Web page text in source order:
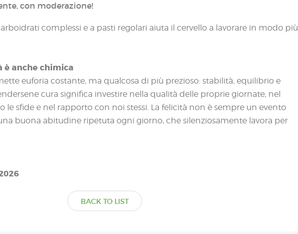
con moderazione!
complessi e a pasti regolari aiuta il cervello a lavorare in modo più
è anche chimica
euforia costante, ma qualcosa di più prezioso: stabilità, equilibrio e
cura significa investire nella qualità delle proprie giornate, nel
sfide e nel rapporto con noi stessi. La felicità non è sempre un evento
buona abitudine ripetuta ogni giorno, che silenziosamente lavora per
BACK TO LIST